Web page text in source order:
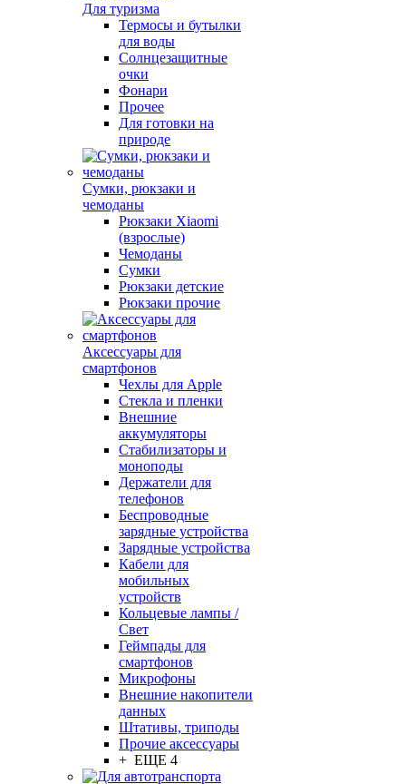
Для туризма
Термосы и бутылки
для воды
Солнцезащитные
очки
Фонари
Прочее
Для готовки на
природе
Сумки, рюкзаки и
чемоданы
Рюкзаки Xiaomi
(взрослые)
Чемоданы
Сумки
Рюкзаки детские
Рюкзаки прочие
Аксессуары для
смартфонов
Чехлы для Apple
Стекла и пленки
Внешние
аккумуляторы
Стабилизаторы и
моноподы
Держатели для
телефонов
Беспроводные
зарядные устройства
Зарядные устройства
Кабели для
мобильных
устройств
Кольцевые лампы /
Свет
Геймпады для
смартфонов
Микрофоны
Внешние накопители
данных
Штативы, триподы
Прочие аксессуары
+ ЕЩЕ 4